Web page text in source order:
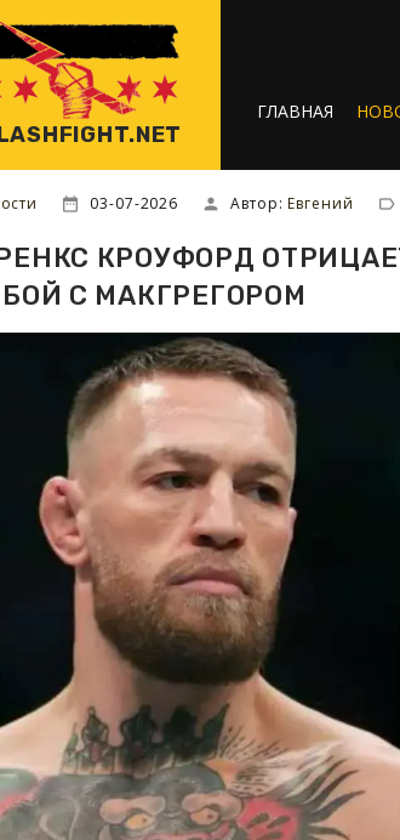
ГЛАВНАЯ
03-07-2026 Автор:Евгений
КРОУФОРД
С МАКГРЕГОРОМ